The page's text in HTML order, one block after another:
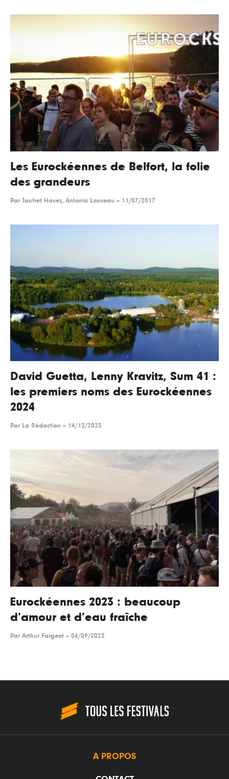
Les Eurockéennes de Belfort, la folie
des grandeurs
Par Jaufret Havez, Antonia Louveau -- 11/07/2017
David Guetta, Lenny Kravitz, Sum 41 :
les premiers noms des Eurockéennes
2024
Par La Rédaction -- 14/12/2023
Eurockéennes 2023 : beaucoup
d’amour et d’eau fraîche
Par Arthur Fargeot -- 06/09/2023
A PROPOS